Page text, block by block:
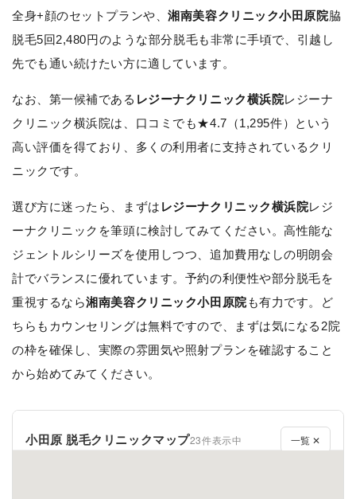
全身+顔のセットプランや、湘南美容クリニック小田原院脇
脱毛5回2,480円のような部分脱毛も非常に手頃で、引越し
先でも通い続けたい方に適しています。
なお、第一候補である レジーナクリニック横浜院レジーナ
クリニック横浜院は、口コミでも★4.7（1,295件）という
高い評価を得ており、多くの利用者に支持されているクリ
ニックです。
選び方に迷ったら、まずは レジーナクリニック横浜院レジ
ーナクリニックを筆頭に検討してみてください。高性能な
ジェントルシリーズを使用しつつ、追加費用なしの明朗会
計でバランスに優れています。予約の利便性や部分脱毛を
重視するなら湘南美容クリニック小田原院も有力です。ど
ちらもカウンセリングは無料ですので、まずは気になる2院
の枠を確保し、実際の雰囲気や照射プランを確認すること
から始めてみてください。
小田原 脱毛クリニックマップ23件表示中 一覧 ✕